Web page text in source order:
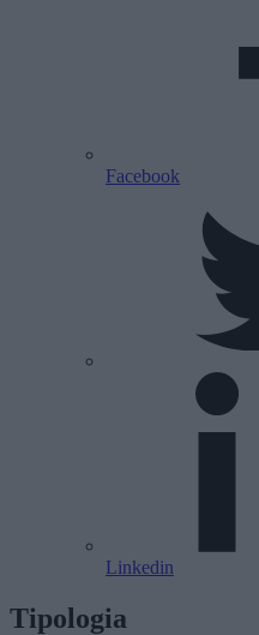
Facebook
Linkedin
Tipologia